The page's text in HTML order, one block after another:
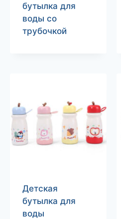
бутылка для
воды со
трубочкой
Детская
бутылка для
воды